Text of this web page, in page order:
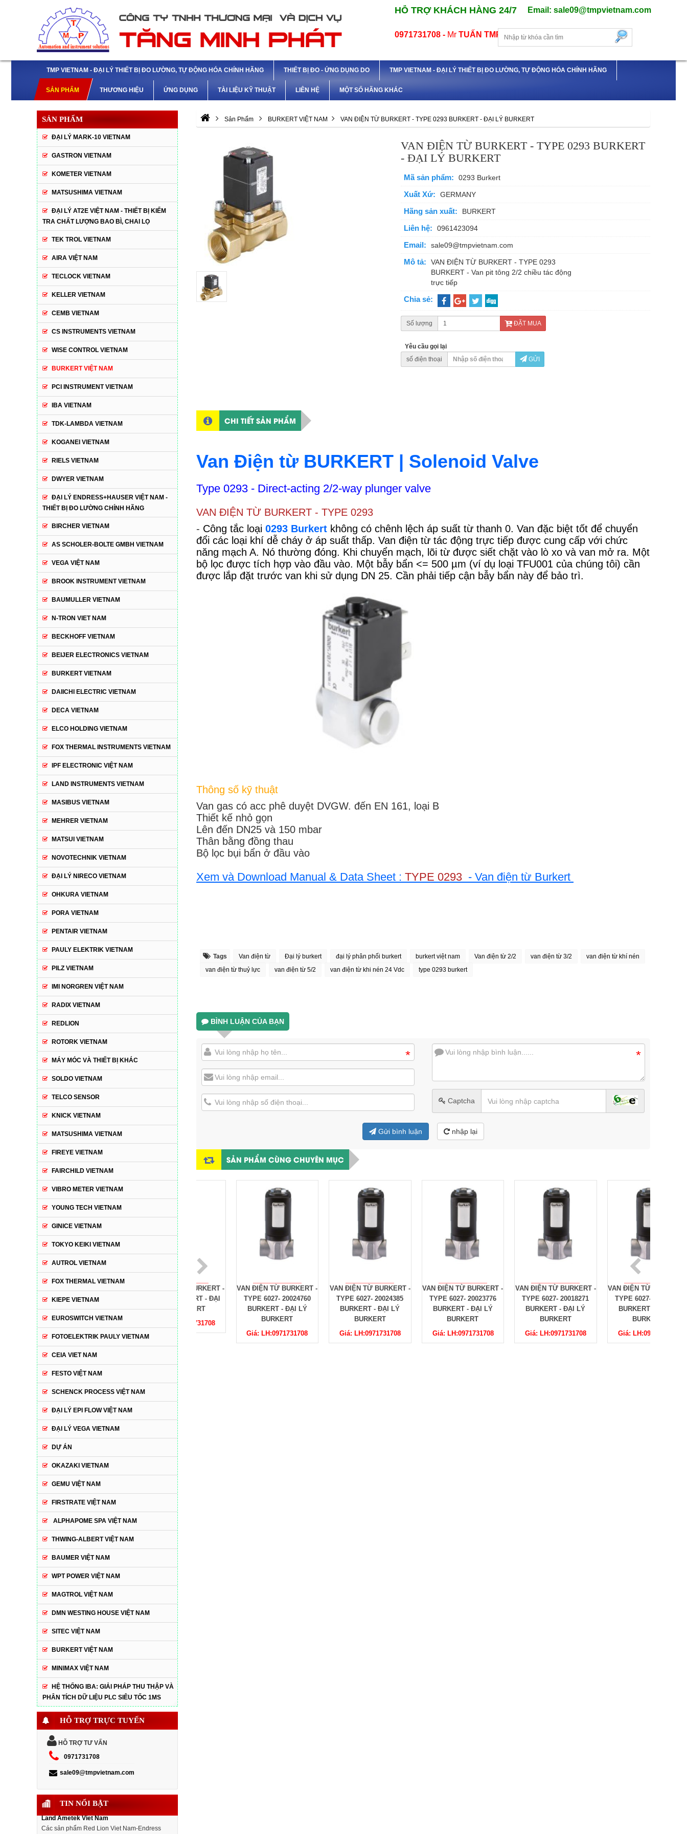
HỖ TRỢ KHÁCH HÀNG 24/7
0971731708 - Mr TUẤN TMP
Email: sale09@tmpvietnam.com
TMP VIETNAM - ĐẠI LÝ THIẾT BỊ ĐO LƯỜNG, TỰ ĐỘNG HÓA CHÍNH HÃNG THIẾT BỊ ĐO - ỨNG DỤNG DO TMP VIETNAM - ĐẠI LÝ THIẾT BỊ ĐO LƯỜNG, TỰ ĐỘNG HÓA CHÍNH HÃNG
SẢN PHẨM THƯƠNG HIỆU ỨNG DỤNG TÀI LIỆU KỸ THUẬT LIÊN HỆ MỘT SỐ HÃNG KHÁC
Sản Phẩm BURKERT VIỆT NAM VAN ĐIỆN TỪ BURKERT - TYPE 0293 BURKERT - ĐẠI LÝ BURKERT
VAN ĐIỆN TỪ BURKERT - TYPE 0293 BURKERT
- ĐẠI LÝ BURKERT
Mã sản phẩm: 0293 Burkert
Xuất Xứ: GERMANY
Hãng sản xuất: BURKERT
Liên hệ: 0961423094
Email: sale09@tmpvietnam.com
Mô tả:
VAN ĐIỆN TỪ BURKERT - TYPE 0293
BURKERT - Van pit tông 2/2 chiều tác động
trực tiếp
Chia sẻ:
Số lượng ĐẶT MUA
Yêu cầu gọi lại
số điện thoại
GỬI
CHI TIẾT SẢN PHẨM
Van Điện từ BURKERT | Solenoid Valve
Type 0293 - Direct-acting 2/2-way plunger valve
VAN ĐIỆN TỪ BURKERT - TYPE 0293
- Công tắc loại 0293 Burkert không có chênh lệch áp suất từ ​​​​thanh 0. Van đặc biệt tốt để chuyển
đổi các loại khí dễ cháy ở áp suất thấp. Van điện từ tác động trực tiếp được cung cấp với chức
năng mạch A. Nó thường đóng. Khi chuyển mạch, lõi từ được siết chặt vào lò xo và van mở ra. Một
bộ lọc được tích hợp vào đầu vào. Một bẫy bẩn <= 500 µm (ví dụ loại TFU001 của chúng tôi) cần
được lắp đặt trước van khi sử dụng DN 25. Cần phải tiếp cận bẫy bẩn này để bảo trì.
Thông số kỹ thuật
Van gas có acc phê duyệt DVGW. đến EN 161, loại B
Thiết kế nhỏ gọn
Lên đến DN25 và 150 mbar
Thân bằng đồng thau
Bộ lọc bụi bẩn ở đầu vào
Xem và Download Manual & Data Sheet : TYPE 0293 - Van điện từ Burkert
Tags Van điện từ Đại lý burkert đại lý phân phối burkert burkert việt nam Van điện từ 2/2 van điện từ 3/2
van điện từ khí nén
van điện từ thuỷ lực
van điện từ 5/2 van điện từ khi nén 24 Vdc type 0293 burkert
BÌNH LUẬN CỦA BẠN
* *
Captcha
Gửi bình luận nhập lại
SẢN PHẨM CÙNG CHUYÊN MỤC
VAN ĐIỆN TỪ BURKERT -
TYPE 6027- 20016938
BURKERT - ĐẠI LÝ
BURKERT
Giá: LH:0971731708
VAN ĐIỆN TỪ BURKERT -
134430 BURKERT - ĐẠI
LÝ BURKERT
VAN ĐIỆN TỪ BURKERT -
TYPE 6027- 20024760
BURKERT - ĐẠI LÝ
Giá: LH:0971731708
VAN ĐIỆN TỪ BURKERT -
TYPE 6027- 20024385
BURKERT - ĐẠI LÝ
Giá: LH:0971731708
VAN ĐIỆN TỪ BURKERT -
TYPE 6027- 20023776
BURKERT - ĐẠI LÝ
Giá: LH:0971731708
VAN ĐIỆN TỪ BURKERT -
TYPE 6027- 20018271
BURKERT - ĐẠI LÝ
Giá: LH:0971731708
VAN ĐIỆN TỪ BURKERT -
TYPE 6027- 20017619
BURKERT - ĐẠI LÝ
Giá: LH:0971731708
SẢN PHẨM
ĐẠI LÝ MARK-10 VIETNAM
GASTRON VIETNAM
KOMETER VIETNAM
MATSUSHIMA VIETNAM
ĐẠI LÝ AT2E VIỆT NAM - THIẾT BỊ KIỂM
TRA CHẤT LƯỢNG BAO BÌ, CHAI LỌ
TEK TROL VIETNAM
AIRA VIỆT NAM
TECLOCK VIETNAM
KELLER VIETNAM
CEMB VIETNAM
CS INSTRUMENTS VIETNAM
WISE CONTROL VIETNAM
BURKERT VIỆT NAM
PCI INSTRUMENT VIETNAM
IBA VIETNAM
TDK-LAMBDA VIETNAM
KOGANEI VIETNAM
RIELS VIETNAM
DWYER VIETNAM
ĐẠI LÝ ENDRESS+HAUSER VIỆT NAM -
THIẾT BỊ ĐO LƯỜNG CHÍNH HÃNG
BIRCHER VIETNAM
AS SCHOLER-BOLTE GMBH VIETNAM
VEGA VIỆT NAM
BROOK INSTRUMENT VIETNAM
BAUMULLER VIETNAM
N-TRON VIET NAM
BECKHOFF VIETNAM
BEIJER ELECTRONICS VIETNAM
BURKERT VIETNAM
DAIICHI ELECTRIC VIETNAM
DECA VIETNAM
ELCO HOLDING VIETNAM
FOX THERMAL INSTRUMENTS VIETNAM
IPF ELECTRONIC VIỆT NAM
LAND INSTRUMENTS VIETNAM
MASIBUS VIETNAM
MEHRER VIETNAM
MATSUI VIETNAM
NOVOTECHNIK VIETNAM
ĐẠI LÝ NIRECO VIETNAM
OHKURA VIETNAM
PORA VIETNAM
PENTAIR VIETNAM
PAULY ELEKTRIK VIETNAM
PILZ VIETNAM
IMI NORGREN VIỆT NAM
RADIX VIETNAM
REDLION
ROTORK VIETNAM
MÁY MÓC VÀ THIẾT BỊ KHÁC
SOLDO VIETNAM
TELCO SENSOR
KNICK VIETNAM
MATSUSHIMA VIETNAM
FIREYE VIETNAM
FAIRCHILD VIETNAM
VIBRO METER VIETNAM
YOUNG TECH VIETNAM
GINICE VIETNAM
TOKYO KEIKI VIETNAM
AUTROL VIETNAM
FOX THERMAL VIETNAM
KIEPE VIETNAM
EUROSWITCH VIETNAM
FOTOELEKTRIK PAULY VIETNAM
CEIA VIET NAM
FESTO VIỆT NAM
SCHENCK PROCESS VIỆT NAM
ĐẠI LÝ EPI FLOW VIỆT NAM
ĐẠI LÝ VEGA VIETNAM
DỰ ÁN
OKAZAKI VIETNAM
GEMU VIỆT NAM
FIRSTRATE VIỆT NAM
ALPHAPOME SPA VIỆT NAM
THWING-ALBERT VIỆT NAM
BAUMER VIỆT NAM
WPT POWER VIỆT NAM
MAGTROL VIỆT NAM
DMN WESTING HOUSE VIỆT NAM
SITEC VIỆT NAM
BURKERT VIỆT NAM
MINIMAX VIỆT NAM
HỆ THỐNG IBA: GIẢI PHÁP THU THẬP VÀ
PHÂN TÍCH DỮ LIỆU PLC SIÊU TỐC 1MS
HỖ TRỢ TRỰC TUYẾN
HỖ TRỢ TƯ VẤN
0971731708
sale09@tmpvietnam.com
TIN NỔI BẬT
Kho hàng tháng 3-Red Lion Viet Nam-